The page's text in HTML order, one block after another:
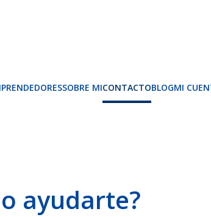
SOBRE MICONTACTOBLOGMI
ayudarte?